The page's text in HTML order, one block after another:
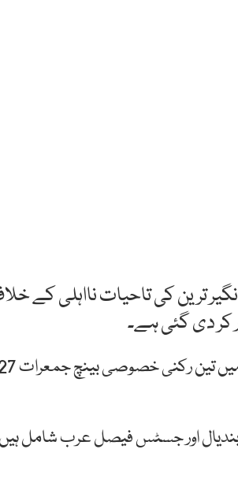
ترین کی تاحیات نااہلی کے
دی گئی ہے۔
اور جسٹس فیصل عرب شامل